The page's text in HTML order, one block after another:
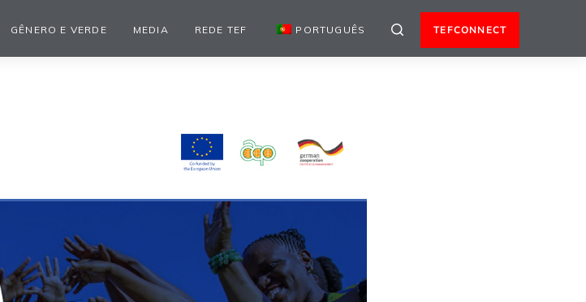
GÊNERO E VERDE MEDIA REDE TEF PORTUGUÊS TEFCONNECT